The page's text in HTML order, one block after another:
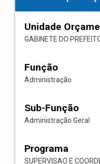
Unidade
GABINETE DO
Função
Administração
Sub-Função
Administração Geral
Programa
SUPERVISAO E